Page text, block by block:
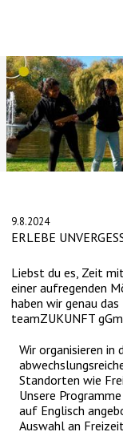
9.8.2024
ERLEBE
Liebst du es, Zeit
einer aufregenden
haben wir genau
teamZUKUNFT
Wir organisieren in
Standorten wie
Unsere
auf Englisch
Auswahl an